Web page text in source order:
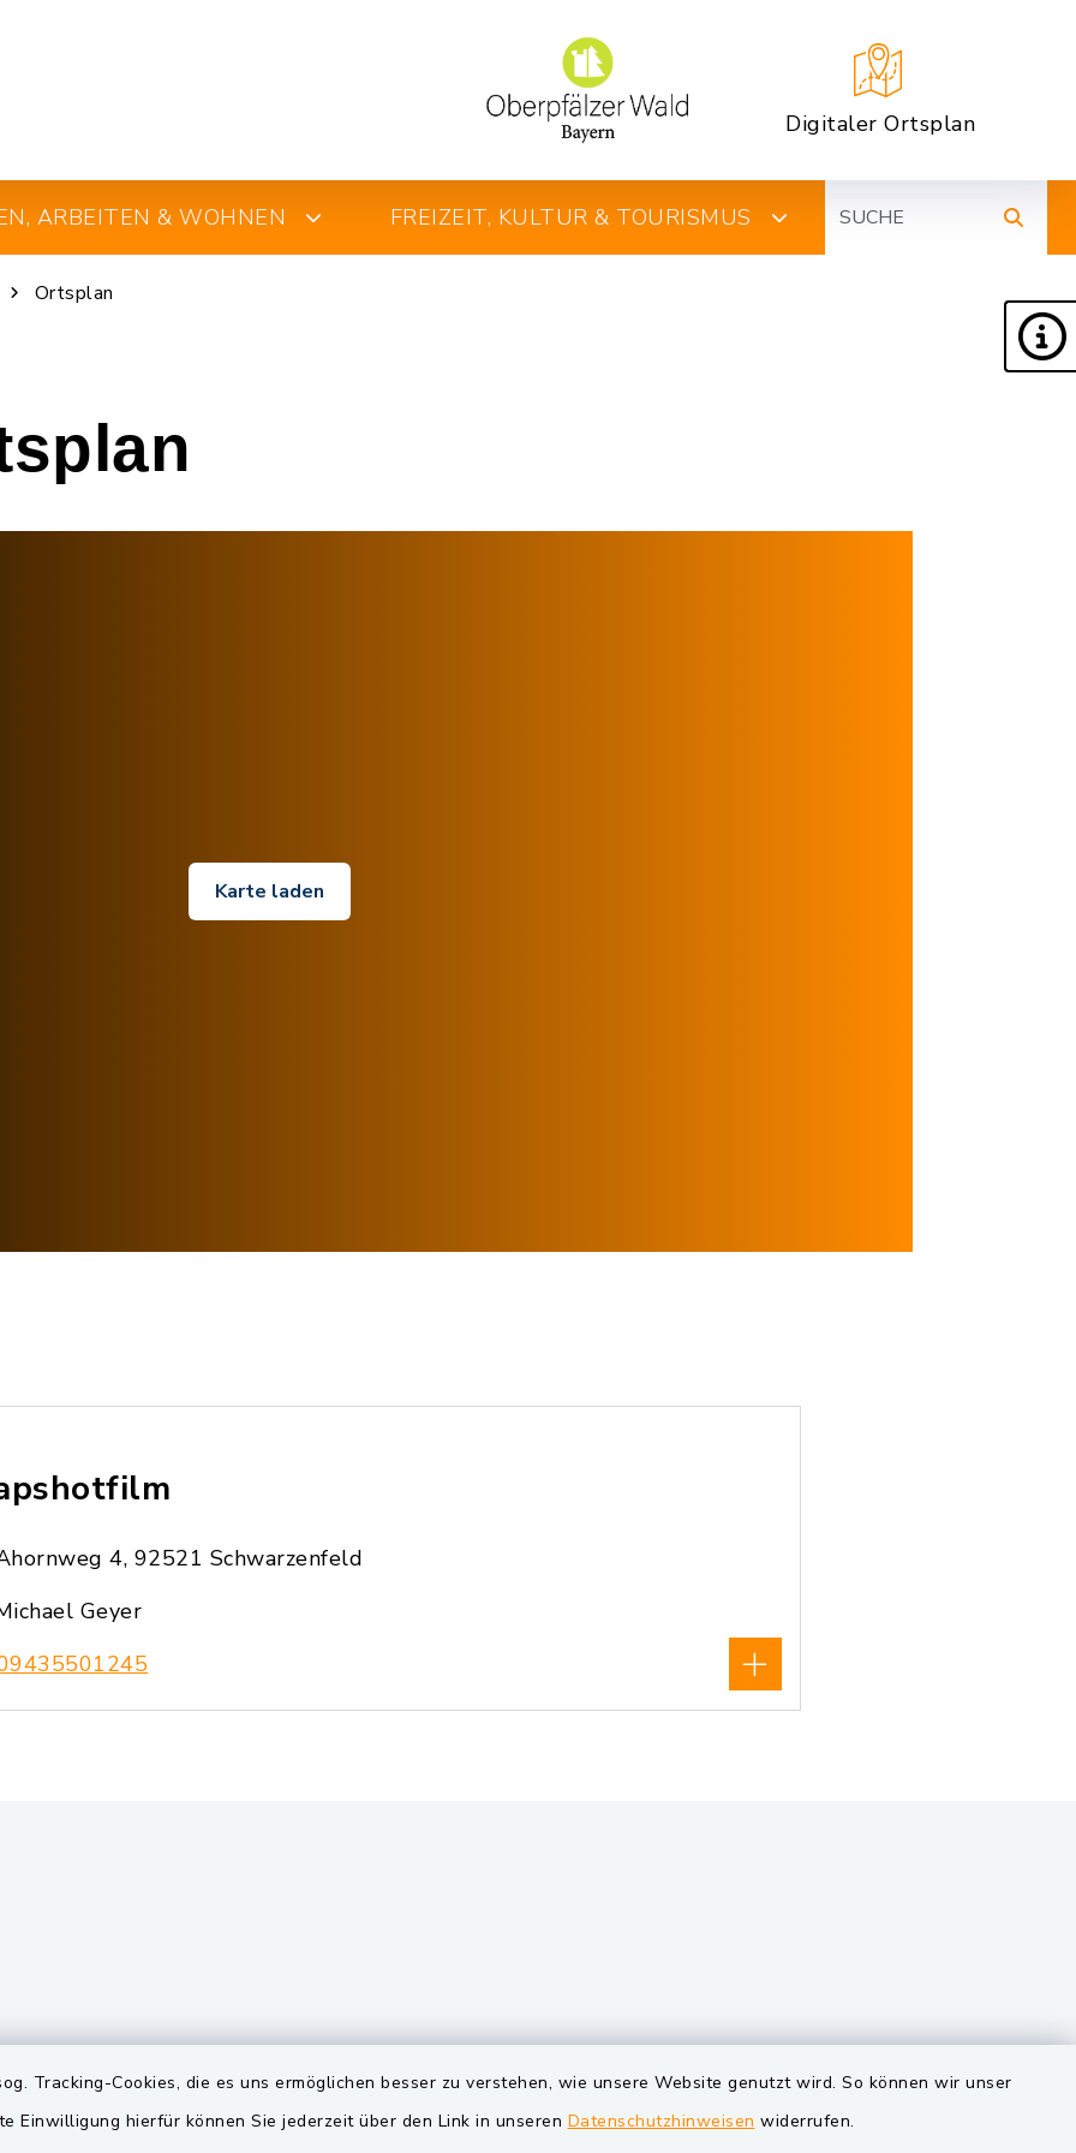
Tracking-Cookies, die es uns ermöglichen besser zu verstehen, wie unsere Website genutzt wird. So können wir unser
Einwilligung hierfür können Sie jederzeit über den Link in unseren Datenschutzhinweisen widerrufen.
Digitaler Ortsplan
ARBEITEN & WOHNEN FREIZEIT, KULTUR & TOURISMUS
Ortsplan
Karte laden
4, 92521 Schwarzenfeld
Geyer
Quicklinks VG und Gemeinden
Markt Schwarzenfeld